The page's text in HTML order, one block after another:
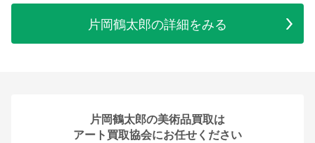
片岡鶴太郎の詳細をみる
片岡鶴太郎の美術品買取は
アート買取協会にお任せください